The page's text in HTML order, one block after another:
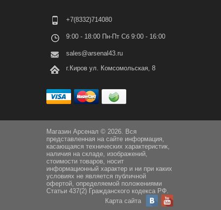
+7(8332)714080
9:00 - 18:00 Пн-Пт Сб 9:00 - 16:00
sales@arsenal43.ru
г.Киров ул. Комсомольская, 8
Магазин Арсенал © 2026. Вся
представленная на сайте информация,
касающаяся технических характеристик,
наличия на складе, изображений,
стоимости товаров, носит
информационный характер и ни при каких
условиях не является публичной
офертой, определяемой положениями
Статьи 437(2) Гражданского кодекса РФ.
Карта сайта